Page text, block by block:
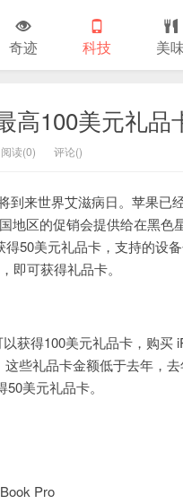
奇迹 科技 美味
高100美元礼品
阅读(0) 评论()
来世界艾滋病日。苹果已
地区的促销会提供给在黑色
50美元礼品卡，支持的设备
即可获得礼品卡。
获得100美元礼品卡，购买
些礼品卡金额低于去年，
美元礼品卡。
Pro